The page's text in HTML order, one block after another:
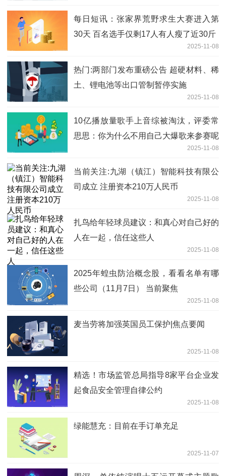
每日短讯：张家界荒野求生大赛进入第
30天 百名选手仅剩17人有人瘦了近30斤
2025-11-08
热门:两部门发布重磅公告 超硬材料、稀
土、锂电池等出口管制暂停实施
2025-11-08
10亿播放量歌手上音综被淘汰，评委常
思思：你为什么不用自己大爆歌来参赛呢
2025-11-08
当前关注:九湖（镇江）智能科技有限公
司成立 注册资本210万人民币
2025-11-08
扎鸟给年轻球员建议：和真心对自己好的
人在一起，信任这些人
2025-11-08
2025年蝗虫防治概念股，看看名单有哪
些公司（11月7日） 当前聚焦
2025-11-08
麦当劳将加强英国员工保护|焦点要闻
2025-11-08
精选！市场监管总局指导8家平台企业发
起食品安全管理自律公约
2025-11-08
绿能慧充：目前在手订单充足
2025-11-07